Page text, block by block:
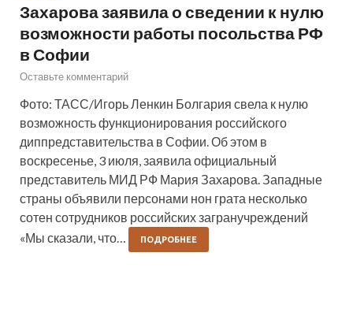
Захарова заявила о сведении к нулю
возможности работы посольства РФ
в Софии
Оставьте комментарий
Фото: ТАСС/Игорь Ленкин Болгария свела к нулю
возможность функционирования российского
диппредставительства в Софии. Об этом в
воскресенье, 3 июля, заявила официальный
представитель МИД РФ Мария Захарова. Западные
страны объявили персонами нон грата несколько
сотен сотрудников российских загранучреждений
«Мы сказали, что…
ПОДРОБНЕЕ